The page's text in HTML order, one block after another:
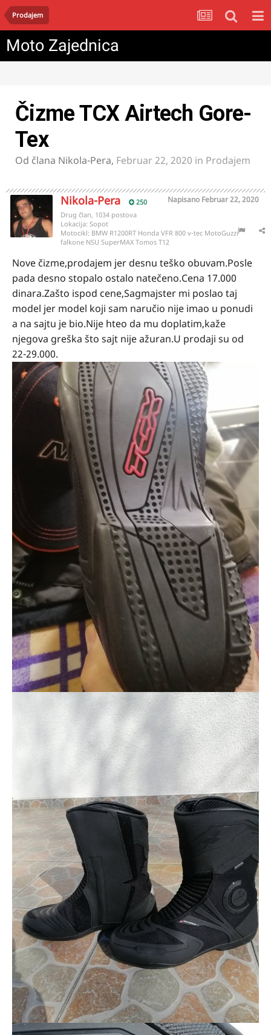
Prodajem
Moto Zajednica
Čizme TCX Airtech Gore-
Tex
Od člana Nikola-Pera, Februar 22, 2020 in Prodajem
Nikola-Pera 250 Napisano Februar 22, 2020
Drug član, 1034 postova
Lokacija: Sopot
Motocikl: BMW R1200RT Honda VFR 800 v-tec MotoGuzzi
falkone NSU SuperMAX Tomos T12
Nove čizme,prodajem jer desnu teško obuvam.Posle
pada desno stopalo ostalo natečeno.Cena 17.000
dinara.Zašto ispod cene,Sagmajster mi poslao taj
model jer model koji sam naručio nije imao u ponudi
a na sajtu je bio.Nije hteo da mu doplatim,kaže
njegova greška što sajt nije ažuran.U prodaji su od
22-29.000.